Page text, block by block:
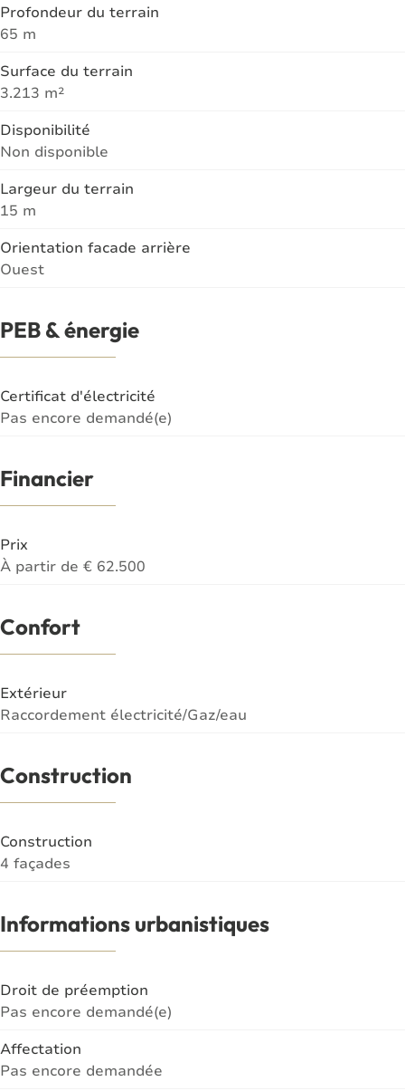
Profondeur du terrain
65 m
Surface du terrain
3.213 m²
Disponibilité
Non disponible
Largeur du terrain
15 m
Orientation facade arrière
Ouest
PEB & énergie
Certificat d'électricité
Pas encore demandé(e)
Financier
Prix
À partir de € 62.500
Confort
Extérieur
Raccordement électricité/Gaz/eau
Construction
Construction
4 façades
Informations urbanistiques
Droit de préemption
Pas encore demandé(e)
Affectation
Pas encore demandée